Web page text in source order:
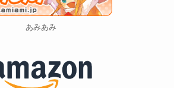
あみあみ